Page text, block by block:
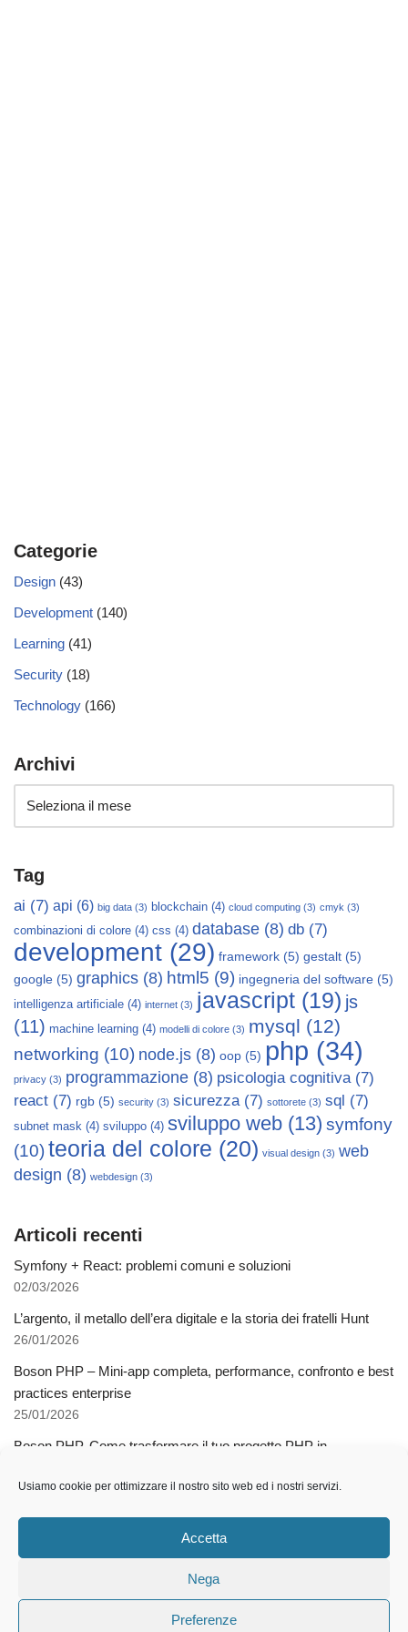
Usiamo cookie per ottimizzare il nostro sito web ed i nostri servizi.
Accetta
Nega
Preferenze
Categorie
Design (43)
Development (140)
Learning (41)
Security (18)
Technology (166)
Archivi
Tag
ai (7) api (6) big data (3) blockchain (4) cloud computing (3) cmyk (3)
combinazioni di colore (4) css (4) database (8) db (7)
development (29) framework (5) gestalt (5)
google (5) graphics (8) html5 (9) ingegneria del software (5)
intelligenza artificiale (4) internet (3) javascript (19) js
(11) machine learning (4) modelli di colore (3) mysql (12)
networking (10) node.js (8) oop (5) php (34)
privacy (3) programmazione (8) psicologia cognitiva(7)
react (7) rgb (5) security (3) sicurezza(7) sottorete (3) sql (7)
subnet mask (4) sviluppo (4) sviluppo web (13) symfony
(10)teoria del colore (20) visual design (3) web
design (8) webdesign (3)
Articoli recenti
Symfony + React: problemi comuni e soluzioni
02/03/2026
L’argento, il metallo dell’era digitale e la storia dei fratelli Hunt
26/01/2026
Boson PHP – Mini-app completa, performance, confronto e best
practices enterprise
25/01/2026
Boson PHP. Come trasformare il tuo progetto PHP in
03/12/2025
Come l’AI libera dalla schiavitù della specializzazione